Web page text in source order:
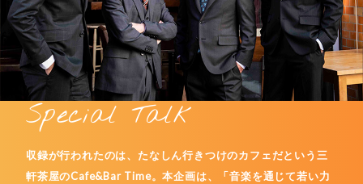
Special Talk
収録が行われたのは、たなしん行きつけのカフェだという三
軒茶屋のCafe&Bar Time。本企画は、「音楽を通じて若い力